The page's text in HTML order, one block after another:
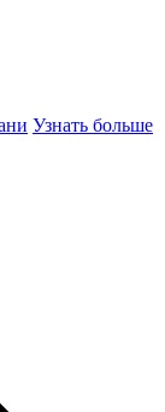
Узнать больше